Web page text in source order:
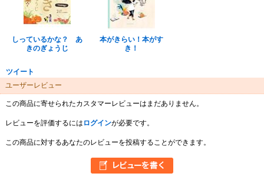
しっているかな？ あ
きのぎょうじ
本がきらい！本がす
き！
ツイート
ユーザーレビュー
この商品に寄せられたカスタマーレビューはまだありません。
レビューを評価するには ログインが必要です。
この商品に対するあなたのレビューを投稿することができます。